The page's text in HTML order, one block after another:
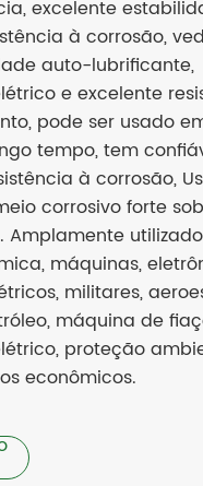
excelente
à corrosão,
auto-lubrificante,
e excelente
pode ser usado
tempo, tem
à corrosão,
corrosivo forte
Amplamente
máquinas,
militares,
máquina de
proteção
econômicos.